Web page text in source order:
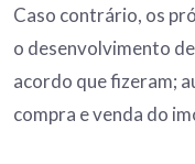
Caso contrário, os
o desenvolvimento
acordo que fizeram;
compra e venda do